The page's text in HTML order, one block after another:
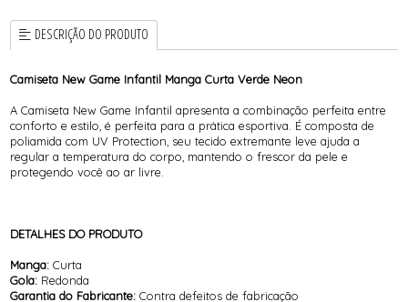
DESCRIÇÃO DO PRODUTO
Camiseta New Game Infantil Manga Curta Verde Neon
A Camiseta New Game Infantil apresenta a combinação perfeita entre
conforto e estilo, é perfeita para a prática esportiva. É composta de
poliamida com UV Protection, seu tecido extremante leve ajuda a
regular a temperatura do corpo, mantendo o frescor da pele e
protegendo você ao ar livre.
DETALHES DO PRODUTO
Manga:Curta
Gola: Redonda
Garantia do Fabricante:Contra defeitos de fabricação